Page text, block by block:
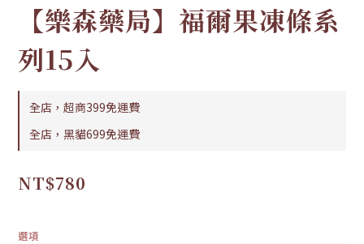
【樂森藥局】福爾果凍條系
列15入
全店，超商399免運費
全店，黑貓699免運費
NT$780
選項